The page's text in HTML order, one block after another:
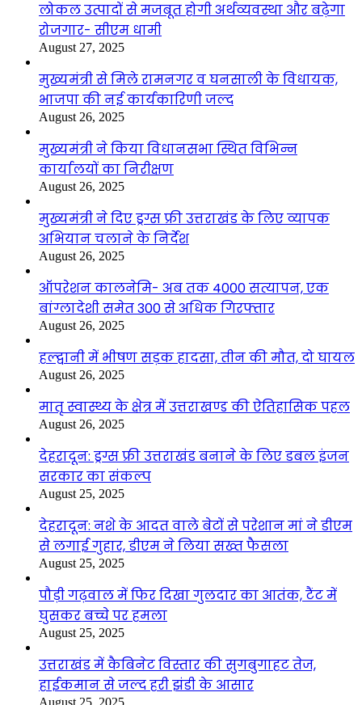
लोकल उत्पादों से मजबूत होगी अर्थव्यवस्था और बढ़ेगा
रोजगार- सीएम धामी
August 27, 2025
मुख्यमंत्री से मिले रामनगर व घनसाली के विधायक,
भाजपा की नई कार्यकारिणी जल्द
August 26, 2025
मुख्यमंत्री ने किया विधानसभा स्थित विभिन्न
कार्यालयों का निरीक्षण
August 26, 2025
मुख्यमंत्री ने दिए ड्रग्स फ्री उत्तराखंड के लिए व्यापक
अभियान चलाने के निर्देश
August 26, 2025
ऑपरेशन कालनेमि- अब तक 4000 सत्यापन, एक
बांग्लादेशी समेत 300 से अधिक गिरफ्तार
August 26, 2025
हल्द्वानी में भीषण सड़क हादसा, तीन की मौत, दो घायल
August 26, 2025
मातृ स्वास्थ्य के क्षेत्र में उत्तराखण्ड की ऐतिहासिक पहल
August 26, 2025
देहरादून: ड्रग्स फ्री उत्तराखंड बनाने के लिए डबल इंजन
सरकार का संकल्प
August 25, 2025
देहरादून: नशे के आदत वाले बेटों से परेशान मां ने डीएम
से लगाई गुहार, डीएम ने लिया सख्त फैसला
August 25, 2025
पौड़ी गढ़वाल में फिर दिखा गुलदार का आतंक, टैंट में
घुसकर बच्चे पर हमला
August 25, 2025
उत्तराखंड में कैबिनेट विस्तार की सुगबुगाहट तेज,
हाईकमान से जल्द हरी झंडी के आसार
August 25, 2025